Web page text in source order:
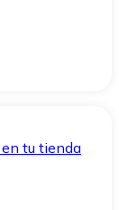
tu tienda